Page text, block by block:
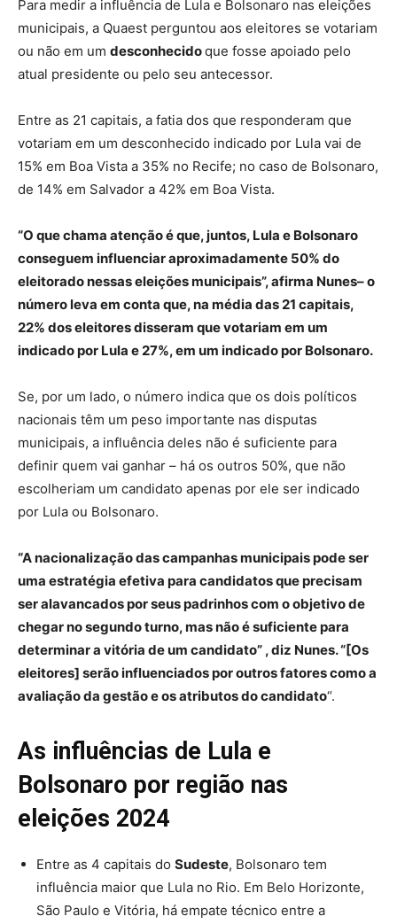
Para medir a influência de Lula e Bolsonaro nas eleições
municipais, a Quaest perguntou aos eleitores se votariam
ou não em um desconhecidoque fosse apoiado pelo
atual presidente ou pelo seu antecessor.
Entre as 21 capitais, a fatia dos que responderam que
votariam em um desconhecido indicado por Lula vai de
15% em Boa Vista a 35% no Recife; no caso de Bolsonaro,
de 14% em Salvador a 42% em Boa Vista.
“O que chama atenção é que, juntos, Lula e Bolsonaro
conseguem influenciar aproximadamente 50% do
eleitorado nessas eleições municipais”, afirma Nunes– o
número leva em conta que, na média das 21 capitais,
22% dos eleitores disseram que votariam em um
indicado por Lula e 27%, em um indicado por Bolsonaro.
Se, por um lado, o número indica que os dois políticos
nacionais têm um peso importante nas disputas
municipais, a influência deles não é suficiente para
definir quem vai ganhar – há os outros 50%, que não
escolheriam um candidato apenas por ele ser indicado
por Lula ou Bolsonaro.
“A nacionalização das campanhas municipais pode ser
uma estratégia efetiva para candidatos que precisam
ser alavancados por seus padrinhos com o objetivo de
chegar no segundo turno, mas não é suficiente para
determinar a vitória de um candidato” , diz Nunes. “[Os
eleitores] serão influenciados por outros fatores como a
avaliação da gestão e os atributos do candidato“.
As influências de Lula e
Bolsonaro por região nas
eleições 2024
Entre as 4 capitais do Sudeste, Bolsonaro tem
influência maior que Lula no Rio. Em Belo Horizonte,
São Paulo e Vitória, há empate técnico entre a